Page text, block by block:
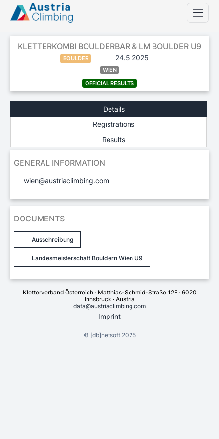
KLETTERKOMBI BOULDERBAR & LM BOULDER U9
BOULDER 24.5.2025
WIEN
OFFICIAL RESULTS
Details
Registrations
Results
GENERAL INFORMATION
wien@austriaclimbing.com
DOCUMENTS
Ausschreibung
Landesmeisterschaft Bouldern Wien U9
Kletterverband Österreich · Matthias-Schmid-Straße 12E · 6020
Innsbruck · Austria
data@austriaclimbing.com
Imprint
© [db]netsoft2025